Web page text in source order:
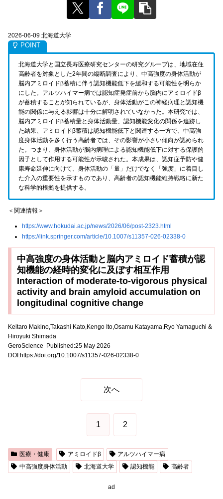
2026-06-09 北海道大学
北海道大学と国立長寿医療研究センターの研究グループは、地域在住
高齢者を対象とした2年間の縦断調査により、中高強度の身体活動が
脳内アミロイドβ蓄積に伴う認知機能低下を緩和する可能性を明らか
にした。アルツハイマー病では認知症発症前から脳内にアミロイドβ
が蓄積することが知られているが、身体活動がこの神経病理と認知機
能の関係に与える影響は十分に解明されていなかった。本研究では、
脳内アミロイドβ蓄積量と身体活動量、認知機能変化の関係を追跡し
た結果、アミロイドβ蓄積は認知機能低下と関連する一方で、中高強
度身体活動を多く行う高齢者では、その影響が小さい傾向が認められ
た。つまり、身体活動が脳内病理による認知機能低下に対する保護的
因子として作用する可能性が示唆された。本成果は、認知症予防や健
康寿命延伸に向けて、身体活動の「量」だけでなく「強度」に着目し
た介入の重要性を示すものであり、高齢者の認知機能維持戦略に新た
な科学的根拠を提供する。
＜関連情報＞
https://www.hokudai.ac.jp/news/2026/06/post-2323.html
https://link.springer.com/article/10.1007/s11357-026-02338-0
中高強度の身体活動と脳内アミロイド蓄積が認
知機能の経時的変化に及ぼす相互作用
Interaction of moderate-to-vigorous physical
activity and brain amyloid accumulation on
longitudinal cognitive change
Keitaro Makino,Takashi Kato,Kengo Ito,Osamu Katayama,Ryo Yamaguchi &
Hiroyuki Shimada
GeroScience Published:25 May 2026
DOI:https://doi.org/10.1007/s11357-026-02338-0
次へ
1 2
医療・健康 アミロイドβ
アルツハイマー病
中高強度身体活動
北海道大学 認知機能 高齢者
ad